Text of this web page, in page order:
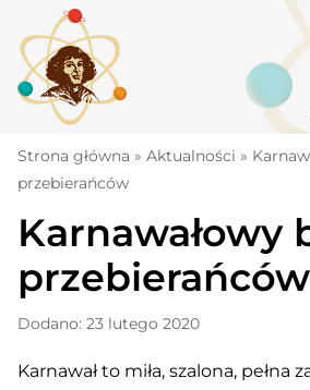
content
Strona główna
Komunikaty
Szkoła
Dokumenty
Osiągnięcia
Strona główna » Aktualności »
przebierańców
Karnawałowy
przebierańców
Dodano: 23 lutego 2020
Karnawał to miła, szalona, pełna